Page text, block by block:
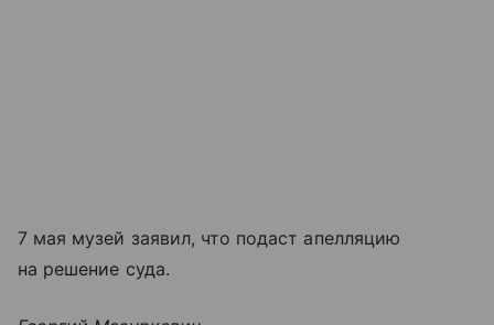
7 мая музей заявил, что подаст апелляцию
на решение суда.